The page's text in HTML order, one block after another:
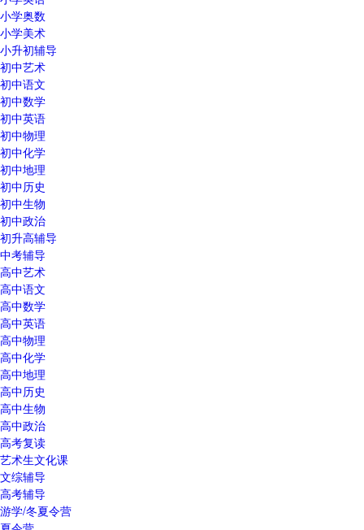
小学奥数
小学美术
小升初辅导
初中艺术
初中语文
初中数学
初中英语
初中物理
初中化学
初中地理
初中历史
初中生物
初中政治
初升高辅导
中考辅导
高中艺术
高中语文
高中数学
高中英语
高中物理
高中化学
高中地理
高中历史
高中生物
高中政治
高考复读
艺术生文化课
文综辅导
高考辅导
游学/冬夏令营